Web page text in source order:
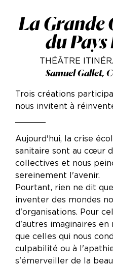
La Grande
du
THÉÂTRE
Samuel Gallet,
Trois créations
nous invitent à
Aujourd'hui, la crise
sanitaire sont au cœur
collectives et nous
sereinement l'avenir.
Pourtant, rien ne dit
inventer des mondes
d'organisations. Pour
d'autres imaginaires en
que celles qui nous
culpabilité ou à
s'émerveiller de la